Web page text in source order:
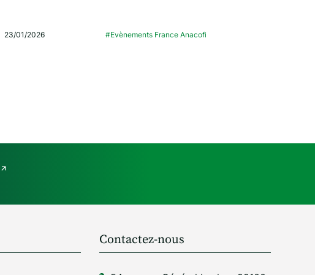
23/01/2026 #Evènements France Anacofi
Contactez-nous